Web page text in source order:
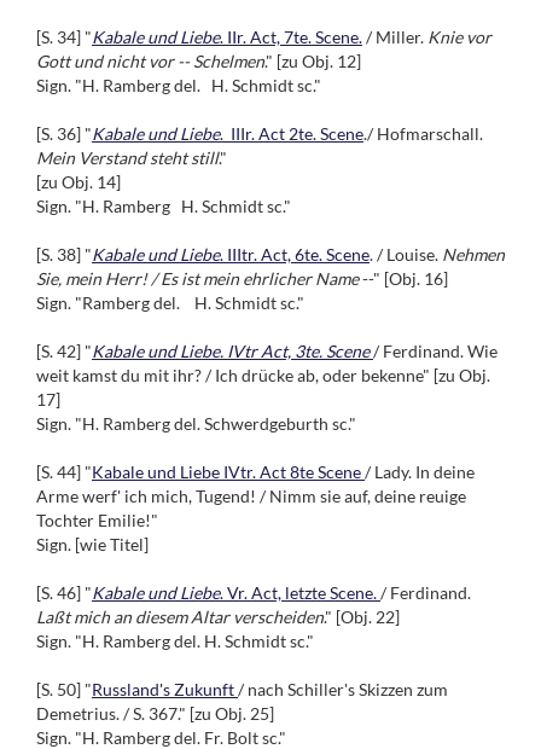
[S. 34] "Kabale und Liebe. IIr. Act, 7te. Scene./ Miller. Knie vor
Gott und nicht vor -- Schelmen." [zu Obj. 12]
Sign. "H. Ramberg del. H. Schmidt sc."
[S. 36] "Kabale und Liebe. IIIr. Act 2te. Scene./ Hofmarschall.
Mein Verstand steht still."
[zu Obj. 14]
Sign. "H. Ramberg H. Schmidt sc."
[S. 38] "Kabale und Liebe. IIItr. Act, 6te. Scene. / Louise. Nehmen
Sie, mein Herr! / Es ist mein ehrlicher Name--" [Obj. 16]
Sign. "Ramberg del. H. Schmidt sc."
[S. 42] "Kabale und Liebe. IVtr Act, 3te. Scene/ Ferdinand. Wie
weit kamst du mit ihr? / Ich drücke ab, oder bekenne" [zu Obj.
17]
Sign. "H. Ramberg del. Schwerdgeburth sc."
[S. 44] "Kabale und Liebe IVtr. Act 8te Scene/ Lady. In deine
Arme werf' ich mich, Tugend! / Nimm sie auf, deine reuige
Tochter Emilie!"
Sign. [wie Titel]
[S. 46] "Kabale und Liebe. Vr. Act, letzte Scene./ Ferdinand.
Laßt mich an diesem Altar verscheiden." [Obj. 22]
Sign. "H. Ramberg del. H. Schmidt sc."
[S. 50] "Russland's Zukunft/ nach Schiller's Skizzen zum
Demetrius. / S. 367." [zu Obj. 25]
Sign. "H. Ramberg del. Fr. Bolt sc."